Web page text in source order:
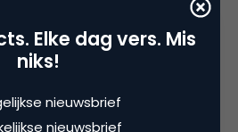
posten over jouw organisatie,
aantal…
Elke dag vers. Mis
niks!
nieuwsbrief
nieuwsbrief